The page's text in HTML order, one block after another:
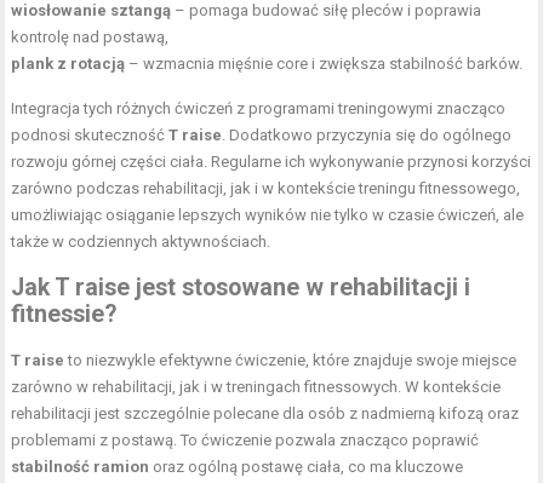
wiosłowanie sztangą – pomaga budować siłę pleców i poprawia
kontrolę nad postawą,
plank z rotacją – wzmacnia mięśnie core i zwiększa stabilność barków.
Integracja tych różnych ćwiczeń z programami treningowymi znacząco
podnosi skutecznośćT raise. Dodatkowo przyczynia się do ogólnego
rozwoju górnej części ciała. Regularne ich wykonywanie przynosi korzyści
zarówno podczas rehabilitacji, jak i w kontekście treningu fitnessowego,
umożliwiając osiąganie lepszych wyników nie tylko w czasie ćwiczeń, ale
także w codziennych aktywnościach.
Jak T raise jest stosowane w rehabilitacji i
fitnessie?
T raise to niezwykle efektywne ćwiczenie, które znajduje swoje miejsce
zarówno w rehabilitacji, jak i w treningach fitnessowych. W kontekście
rehabilitacji jest szczególnie polecane dla osób z nadmierną kifozą oraz
problemami z postawą. To ćwiczenie pozwala znacząco poprawić
stabilność ramion oraz ogólną postawę ciała, co ma kluczowe